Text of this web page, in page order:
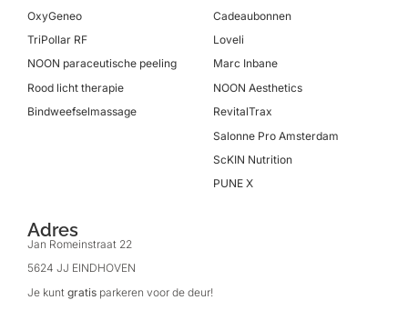
OxyGeneo
TriPollar RF
NOON paraceutische peeling
Rood licht therapie
Bindweefselmassage
Cadeaubonnen
Loveli
Marc Inbane
NOON Aesthetics
RevitalTrax
Salonne Pro Amsterdam
ScKIN Nutrition
PUNE X
Adres
Jan Romeinstraat 22
5624 JJ EINDHOVEN
Je kunt gratis parkeren voor de deur!